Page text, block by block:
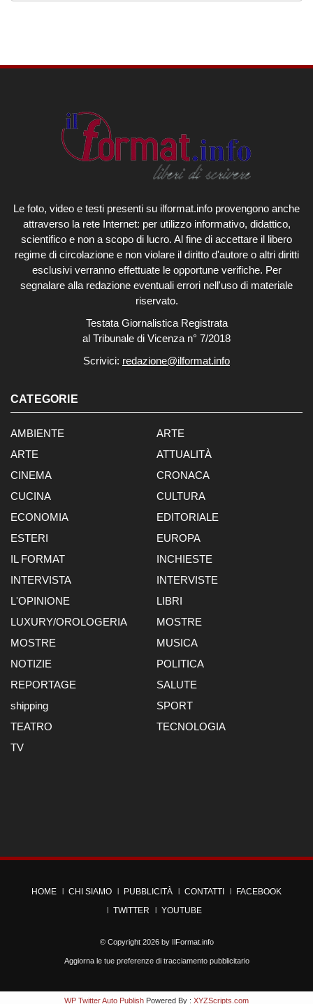
Le foto, video e testi presenti su ilformat.info provengono anche
attraverso la rete Internet: per utilizzo informativo, didattico,
scientifico e non a scopo di lucro. Al fine di accettare il libero
regime di circolazione e non violare il diritto d'autore o altri diritti
esclusivi verranno effettuate le opportune verifiche. Per
segnalare alla redazione eventuali errori nell'uso di materiale
riservato.
Testata Giornalistica Registrata
al Tribunale di Vicenza n° 7/2018
Scrivici: redazione@ilformat.info
CATEGORIE
AMBIENTE
ARTE
ARTE
ATTUALITÀ
CINEMA
CRONACA
CUCINA
CULTURA
ECONOMIA
EDITORIALE
ESTERI
EUROPA
IL FORMAT
INCHIESTE
INTERVISTA
INTERVISTE
L'OPINIONE
LIBRI
LUXURY/OROLOGERIA
MOSTRE
MOSTRE
MUSICA
NOTIZIE
POLITICA
REPORTAGE
SALUTE
shipping
SPORT
TEATRO
TECNOLOGIA
TV
HOME CHI SIAMO PUBBLICITÀ CONTATTI
FACEBOOK
TWITTER
YOUTUBE
© Copyright 2026 by IlFormat.info
Aggiorna le tue preferenze di tracciamento pubblicitario
WP Twitter Auto Publish Powered By : XYZScripts.com